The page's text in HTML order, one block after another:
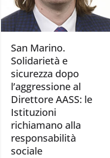
San Marino.
Solidarietà e
sicurezza dopo
l’aggressione al
Direttore AASS: le
Istituzioni
richiamano alla
responsabilità
sociale